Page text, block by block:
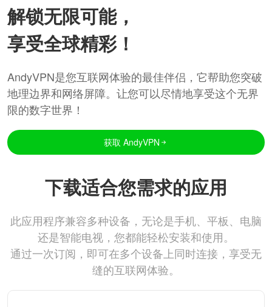
解锁无限可能，
享受全球精彩！
AndyVPN是您互联网体验的最佳伴侣，它帮助您突破
地理边界和网络屏障。让您可以尽情地享受这个无界
限的数字世界！
获取 AndyVPN
下载适合您需求的应用
此应用程序兼容多种设备，无论是手机、平板、电脑
还是智能电视，您都能轻松安装和使用。
通过一次订阅，即可在多个设备上同时连接，享受无
缝的互联网体验。